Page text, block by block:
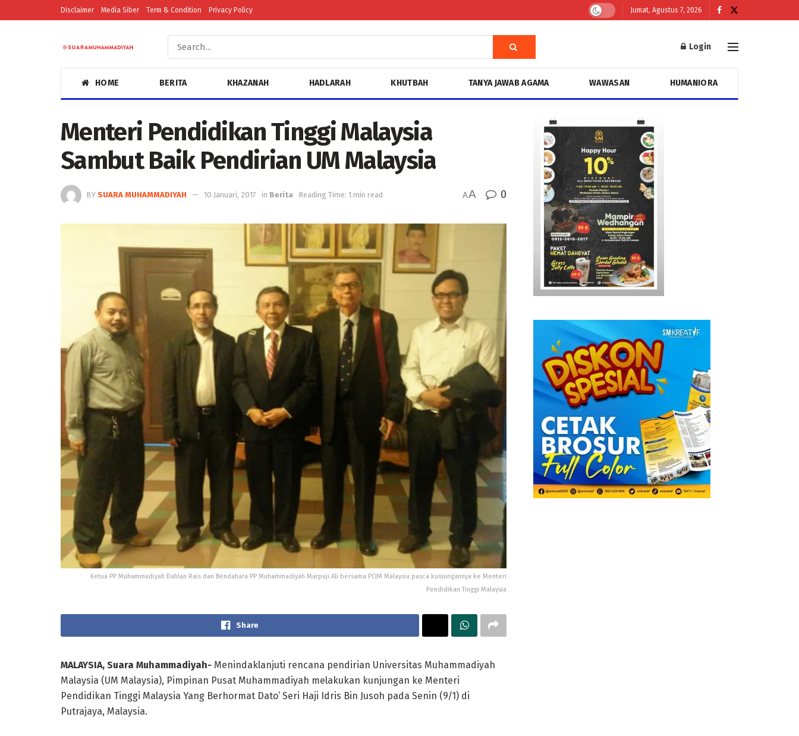
Disclaimer Media Siber Term & Condition Privacy Policy Jumat, Agustus 7, 2026
Login
HOME BERITA KHAZANAH HADLARAH KHUTBAH TANYA JAWAB AGAMA WAWASAN HUMANIORA
Menteri Pendidikan Tinggi Malaysia
Sambut Baik Pendirian UM Malaysia
BY SUARA MUHAMMADIYAH 10 Januari, 2017 in Berita Reading Time: 1 min read AA 0
Ketua PP Muhammadiyah Dahlan Rais dan Bendahara PP Muhammadiyah Marpuji Ali bersama PCIM Malaysia pasca kunjungannya ke Menteri
Pendidikan Tinggi Malaysia
Share
MALAYSIA, Suara Muhammadiyah- Menindaklanjuti rencana pendirian Universitas Muhammadiyah
Malaysia (UM Malaysia), Pimpinan Pusat Muhammadiyah melakukan kunjungan ke Menteri
Pendidikan Tinggi Malaysia Yang Berhormat Dato’ Seri Haji Idris Bin Jusoh pada Senin (9/1) di
Putrajaya, Malaysia.